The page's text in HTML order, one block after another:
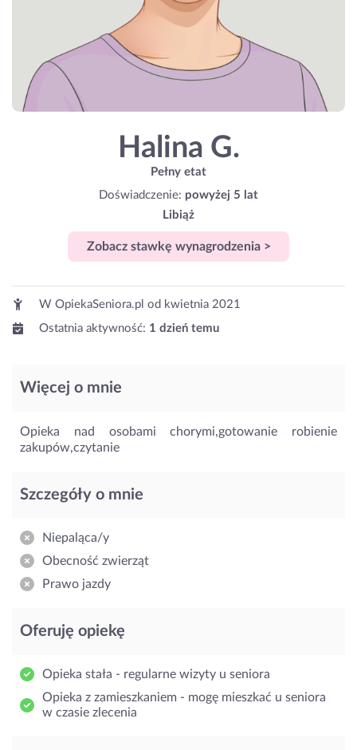
Halina G.
Pełny etat
Doświadczenie: powyżej 5 lat
Libiąż
Zobacz stawkę wynagrodzenia >
W OpiekaSeniora.pl od kwietnia 2021
Ostatnia aktywność: 1 dzień temu
Więcej o mnie
Opieka nad osobami chorymi,gotowanie robienie
zakupów,czytanie
Szczegóły o mnie
Niepaląca/y
Obecność zwierząt
Prawo jazdy
Oferuję opiekę
Opieka stała - regularne wizyty u seniora
Opieka z zamieszkaniem - mogę mieszkać u seniora
w czasie zlecenia